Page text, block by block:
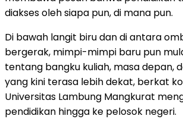
diakses oleh siapa pun, di mana pun.
Di bawah langit biru dan di antara
bergerak, mimpi-mimpi baru pun
tentang bangku kuliah, masa depan,
yang kini terasa lebih dekat, berkat
Universitas Lambung Mangkurat
pendidikan hingga ke pelosok negeri.